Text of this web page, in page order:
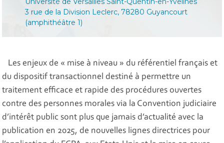
3 rue de la Division Leclerc, 78280 Guyancourt
(amphithéâtre 1)
Les enjeux de « mise à niveau » du référentiel français et
du dispositif transactionnel destiné à permettre un
traitement efficace et rapide des procédures ouvertes
contre des personnes morales via la Convention judiciaire
d’intérêt public sont plus que jamais d’actualité avec la
publication en 2025, de nouvelles lignes directrices pour